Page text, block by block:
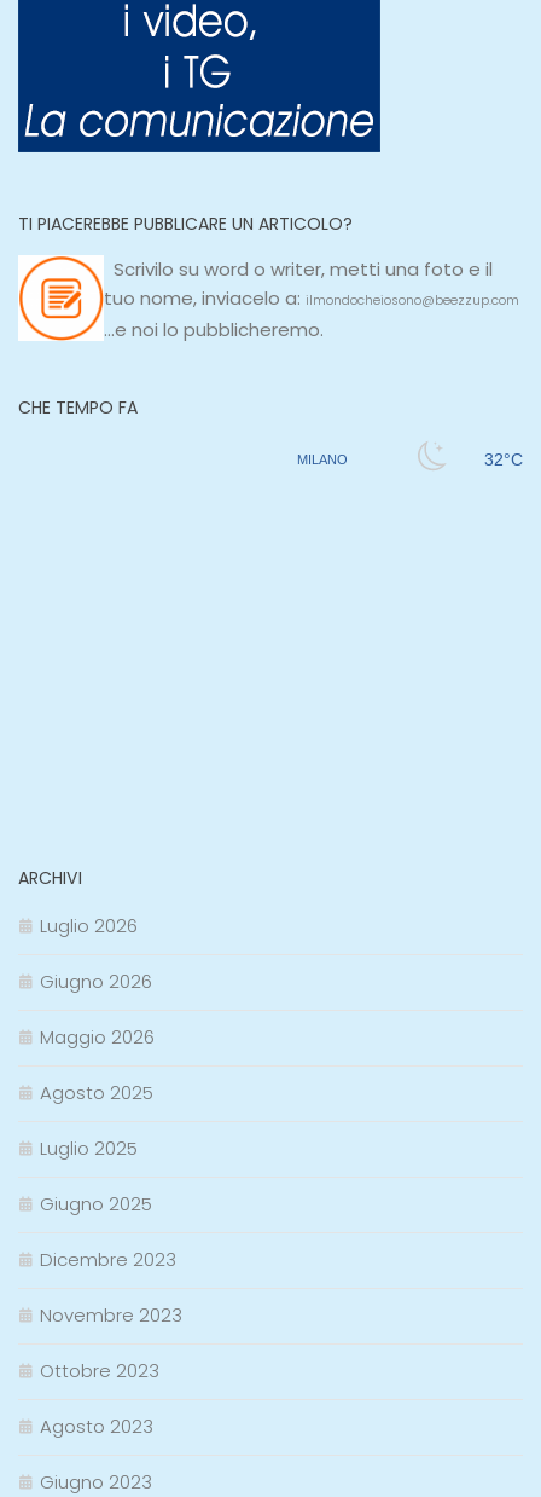
TI PIACEREBBE PUBBLICARE UN ARTICOLO?
Scrivilo su word o writer, metti una foto e il
tuo nome, inviacelo a: ilmondocheiosono@beezzup.com
...e noi lo pubblicheremo.
CHE TEMPO FA
ARCHIVI
Luglio 2026
Giugno 2026
Maggio 2026
Agosto 2025
Luglio 2025
Giugno 2025
Dicembre 2023
Novembre 2023
Ottobre 2023
Agosto 2023
Giugno 2023